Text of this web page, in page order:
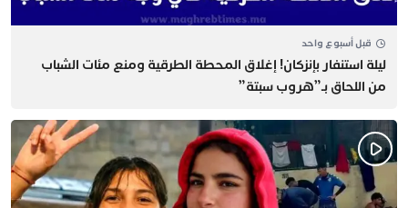
قبل أسبوع واحد
​ليلة استنفار بإنزكان! إغلاق المحطة الطرقية ومنع مئات الشباب
من اللحاق بـ”هروب سبتة”